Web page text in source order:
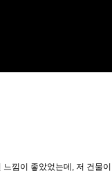
낌이 좋았었는데, 저 건물